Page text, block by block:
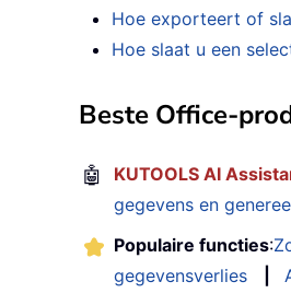
Set
Set
    MsgBox
End
Sub
Dim
Dim I As
On Error
.
Hoe exporteert of
Hoe slaat u een
Beste Office-
🤖 KUTOOLS AI
gegevens en
Populaire functies:
gegevensverlies